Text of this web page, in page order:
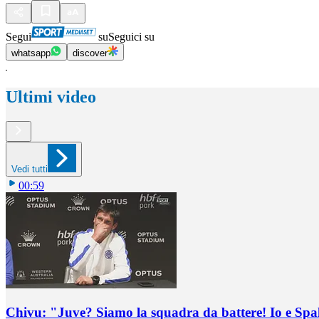
Segui suSeguici su
whatsapp discover
Ultimi video
Vedi tutti
00:59
Chivu: "Juve? Siamo la squadra da battere! Io e